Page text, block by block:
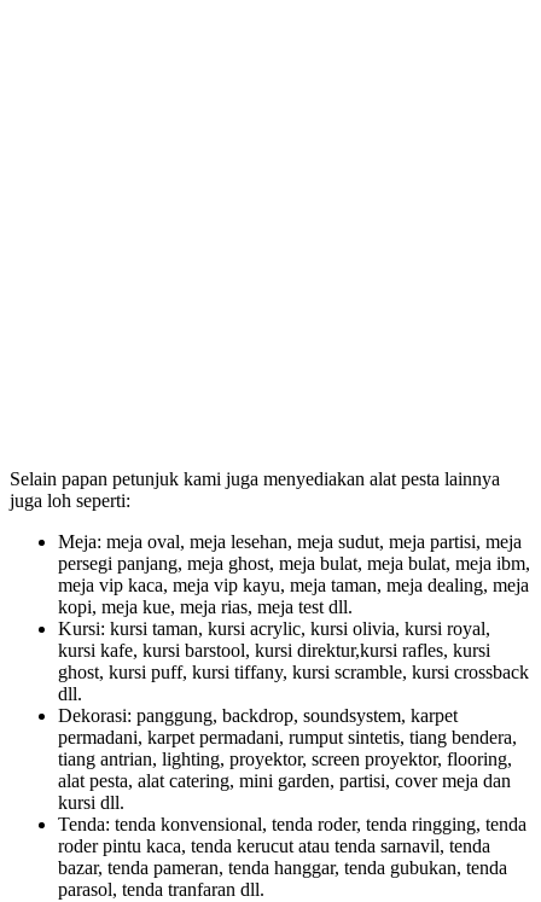
Selain papan petunjuk kami juga menyediakan alat pesta lainnya
juga loh seperti:
Meja: meja oval, meja lesehan, meja sudut, meja partisi, meja
persegi panjang, meja ghost, meja bulat, meja bulat, meja ibm,
meja vip kaca, meja vip kayu, meja taman, meja dealing, meja
kopi, meja kue, meja rias, meja test dll.
Kursi: kursi taman, kursi acrylic, kursi olivia, kursi royal,
kursi kafe, kursi barstool, kursi direktur,kursi rafles, kursi
ghost, kursi puff, kursi tiffany, kursi scramble, kursi crossback
dll.
Dekorasi: panggung, backdrop, soundsystem, karpet
permadani, karpet permadani, rumput sintetis, tiang bendera,
tiang antrian, lighting, proyektor, screen proyektor, flooring,
alat pesta, alat catering, mini garden, partisi, cover meja dan
kursi dll.
Tenda: tenda konvensional, tenda roder, tenda ringging, tenda
roder pintu kaca, tenda kerucut atau tenda sarnavil, tenda
bazar, tenda pameran, tenda hanggar, tenda gubukan, tenda
parasol, tenda tranfaran dll.